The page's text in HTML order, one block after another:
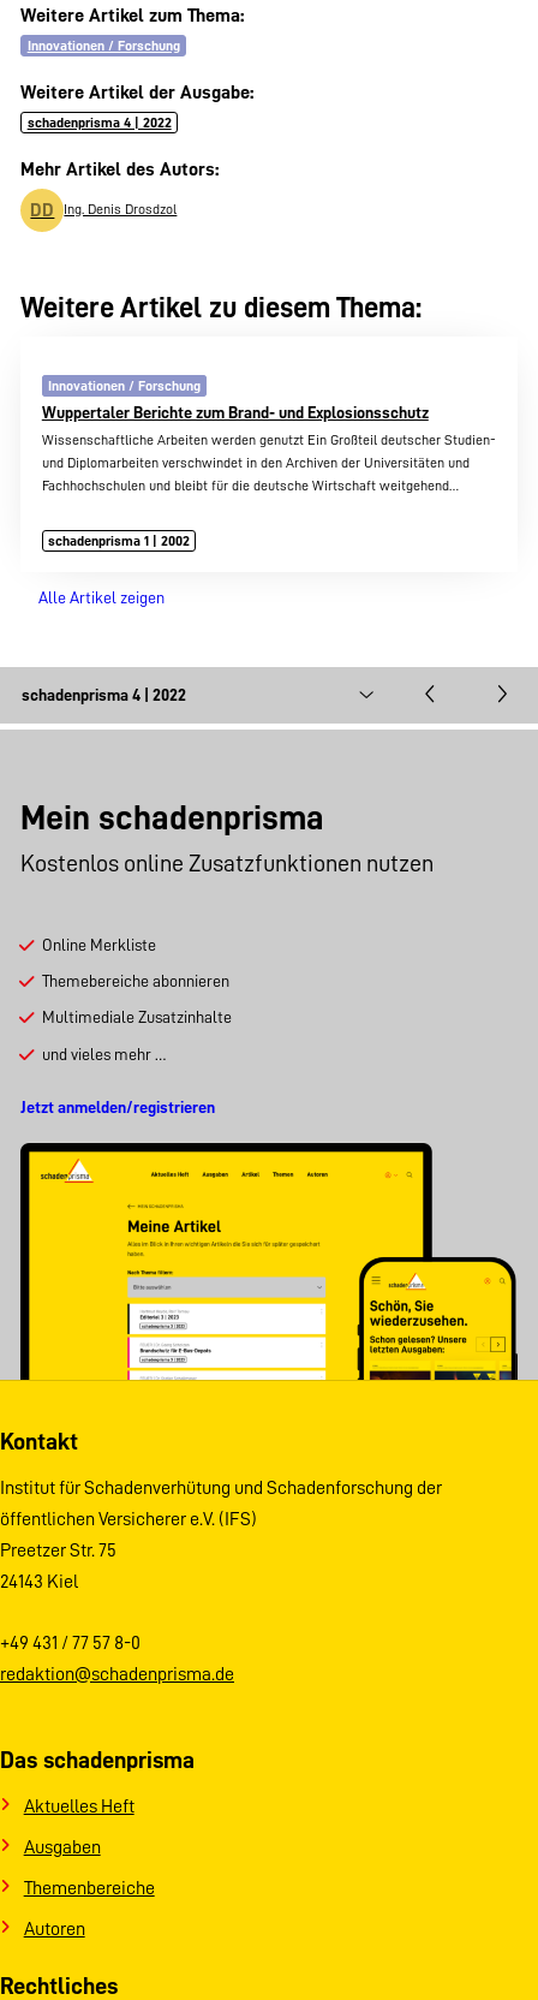
Weitere Artikel zum Thema:
Innovationen / Forschung
Weitere Artikel der Ausgabe:
schadenprisma 4 | 2022
Mehr Artikel des Autors:
DD Ing. Denis Drosdzol
Weitere Artikel zu diesem Thema:
Innovationen / Forschung
Wuppertaler Berichte zum Brand- und Explosionsschutz
Wissenschaftliche Arbeiten werden genutzt Ein Großteil deutscher Studien-
und Diplomarbeiten verschwindet in den Archiven der Universitäten und
Fachhochschulen und bleibt für die deutsche Wirtschaft weitgehend…
schadenprisma 1 | 2002
Alle Artikel zeigen
Mein schadenprisma
Kostenlos online Zusatzfunktionen nutzen
Online Merkliste
Themebereiche abonnieren
Multimediale Zusatzinhalte
und vieles mehr …
Jetzt anmelden/registrieren
Kontakt
Institut für Schadenverhütung und Schadenforschung der
öffentlichen Versicherer e.V. (IFS)
Preetzer Str. 75
24143 Kiel
+49 431 / 77 57 8-0
redaktion@schadenprisma.de
Das schadenprisma
Aktuelles Heft
Ausgaben
Themenbereiche
Autoren
Rechtliches